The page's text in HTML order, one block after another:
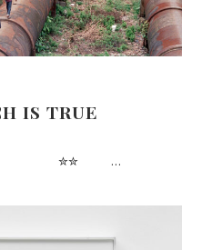
IS TRUE
IS TRUE ✮✮ …